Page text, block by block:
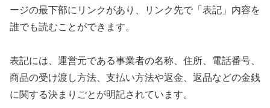
ージの最下部にリンクがあり、リンク先で「表記」内容を
誰でも読むことができます。
表記には、運営元である事業者の名称、住所、電話番号、
商品の受け渡し方法、支払い方法や返金、返品などの金銭
に関する決まりごとが明記されています。